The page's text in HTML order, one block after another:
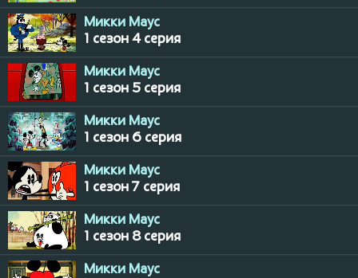
Микки Маус
1 сезон 4 серия
Микки Маус
1 сезон 5 серия
Микки Маус
1 сезон 6 серия
Микки Маус
1 сезон 7 серия
Микки Маус
1 сезон 8 серия
Микки Маус